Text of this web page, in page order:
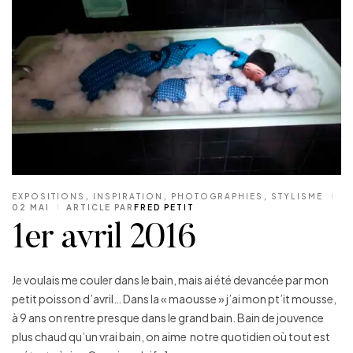
EXPOSITIONS INSPIRATION PHOTOGRAPHIES
STYLISME
02 MAI
ARTICLE PAR FRED PETIT
1er avril 2016
Je voulais me couler dans le bain, mais ai été devancée par mon
petit poisson d’avril… Dans la « maousse » j’ai mon pt’it mousse,
à 9 ans on rentre presque dans le grand bain. Bain de jouvence
plus chaud qu’un vrai bain, on aime notre quotidien où tout est